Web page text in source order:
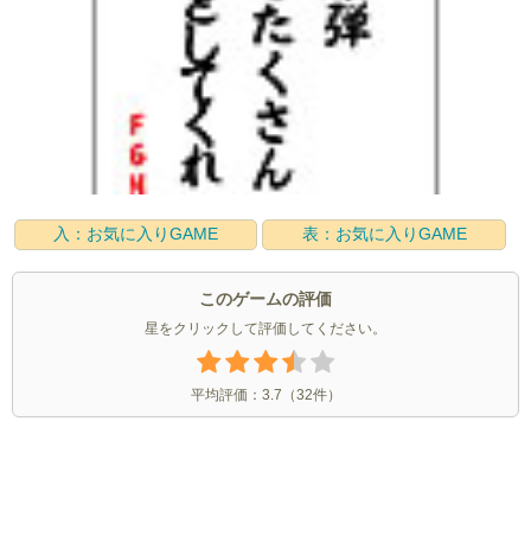
入：お気に入りGAME 表：お気に入りGAME
このゲームの評価
星をクリックして評価してください。
平均評価： 3.7 （32件）